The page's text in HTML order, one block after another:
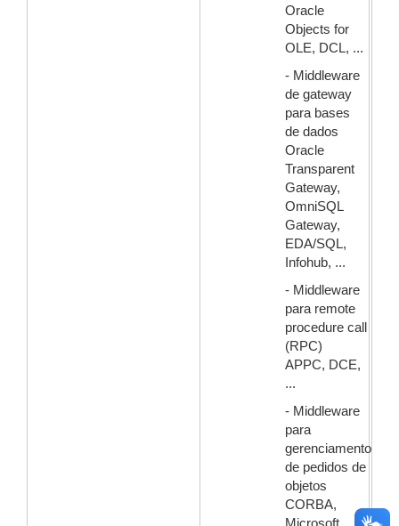
Oracle
Objects for
OLE, DCL, ...
- Middleware
de gateway
para bases
de dados
Oracle
Transparent
Gateway,
OmniSQL
Gateway,
EDA/SQL,
Infohub, ...
- Middleware
para remote
procedure call
(RPC)
APPC, DCE,
...
- Middleware
para
gerenciamento
de pedidos de
objetos
CORBA,